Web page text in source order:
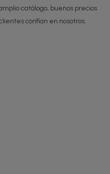
catálogo, buenos precios
confían en nosotros.